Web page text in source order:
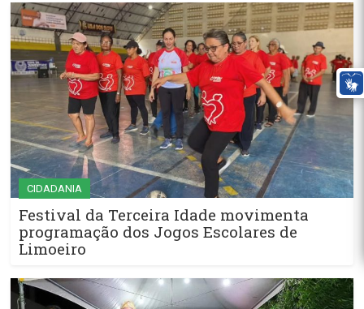
CIDADANIA
Festival da Terceira Idade movimenta
programação dos Jogos Escolares de
Limoeiro